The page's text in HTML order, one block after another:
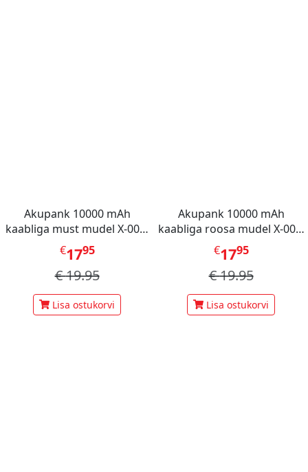
Akupank 10000 mAh
kaabliga must mudel X-001,
Mini Berry
€1795
€19.95
Lisa ostukorvi
Akupank 10000 mAh
kaabliga roosa mudel X-001,
Mini Berry
€1795
€19.95
Lisa ostukorvi